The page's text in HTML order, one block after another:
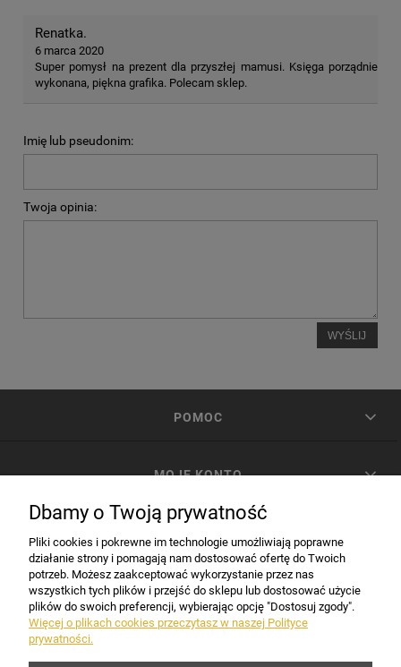
Renatka.
6 marca 2020
Super pomysł na prezent dla przyszłej mamusi. Księga porządnie
wykonana, piękna grafika. Polecam sklep.
Imię lub pseudonim:
Twoja opinia:
WYŚLIJ
POMOC
MOJE KONTO
INFORMACJE
Dbamy o Twoją prywatność
Pliki cookies i pokrewne im technologie umożliwiają poprawne
działanie strony i pomagają nam dostosować ofertę do Twoich
potrzeb. Możesz zaakceptować wykorzystanie przez nas
wszystkich tych plików i przejść do sklepu lub dostosować użycie
plików do swoich preferencji, wybierając opcję "Dostosuj zgody".
Więcej o plikach cookies przeczytasz w naszej Polityce
prywatności.